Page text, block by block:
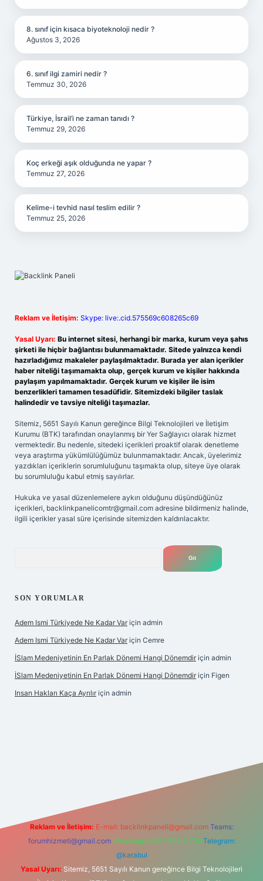
8. sınıf için kısaca biyoteknoloji nedir ?
Ağustos 3, 2026
6. sınıf ilgi zamiri nedir ?
Temmuz 30, 2026
Türkiye, İsrail’i ne zaman tanıdı ?
Temmuz 29, 2026
Koç erkeği aşık olduğunda ne yapar ?
Temmuz 27, 2026
Kelime-i tevhid nasıl teslim edilir ?
Temmuz 25, 2026
Reklam ve İletişim: Skype: live:.cid.575569c608265c69
Yasal Uyarı: Bu internet sitesi, herhangi bir marka, kurum veya şahıs
şirketi ile hiçbir bağlantısı bulunmamaktadır. Sitede yalnızca kendi
hazırladığımız makaleler paylaşılmaktadır. Burada yer alan içerikler
haber niteliği taşımamakta olup, gerçek kurum ve kişiler hakkında
paylaşım yapılmamaktadır. Gerçek kurum ve kişiler ile isim
benzerlikleri tamamen tesadüfidir. Sitemizdeki bilgiler taslak
halindedir ve tavsiye niteliği taşımazlar.
Sitemiz, 5651 Sayılı Kanun gereğince Bilgi Teknolojileri ve İletişim
Kurumu (BTK) tarafından onaylanmış bir Yer Sağlayıcı olarak hizmet
vermektedir. Bu nedenle, sitedeki içerikleri proaktif olarak denetleme
veya araştırma yükümlülüğümüz bulunmamaktadır. Ancak, üyelerimiz
yazdıkları içeriklerin sorumluluğunu taşımakta olup, siteye üye olarak
bu sorumluluğu kabul etmiş sayılırlar.
Hukuka ve yasal düzenlemelere aykırı olduğunu düşündüğünüz
içerikleri, backlinkpanelicomtr@gmail.com adresine bildirmeniz halinde,
ilgili içerikler yasal süre içerisinde sitemizden kaldırılacaktır.
SON YORUMLAR
Adem Ismi Türkiyede Ne Kadar Var için admin
Adem Ismi Türkiyede Ne Kadar Var için Cemre
İSlam Medeniyetinin En Parlak Dönemi Hangi Dönemdir için admin
İSlam Medeniyetinin En Parlak Dönemi Hangi Dönemdir için Figen
Insan Hakları Kaça Ayrılır için admin
Reklam ve İletişim: E-mail: backlinkpaneli@gmail.com Teams:
forumhizmeti@gmail.com Whatsapp: 0262 606 0 726 Telegram:
@karabul
Yasal Uyarı: Sitemiz, 5651 Sayılı Kanun gereğince Bilgi Teknolojileri